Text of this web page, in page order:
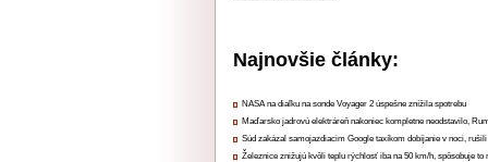
Najnovšie články:
NASA na diaľku na sonde Voyager 2 úspešne znížila spotrebu
Maďarsko jadrovú elektráreň nakoniec kompletne neodstavilo,
Súd zakázal samojazdiacim Google taxíkom dobíjanie v noci,
Železnice znižujú kvôli teplu rýchlosť iba na 50 km/h, spôsobuje to